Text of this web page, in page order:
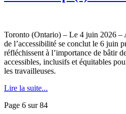
Toronto (Ontario) – Le 4 juin 2026 –
de l’accessibilité se conclut le 6 juin
réfléchissent à l’importance de bâtir
accessibles, inclusifs et équitables
les travailleuses.
Lire la suite...
Page 6 sur 84